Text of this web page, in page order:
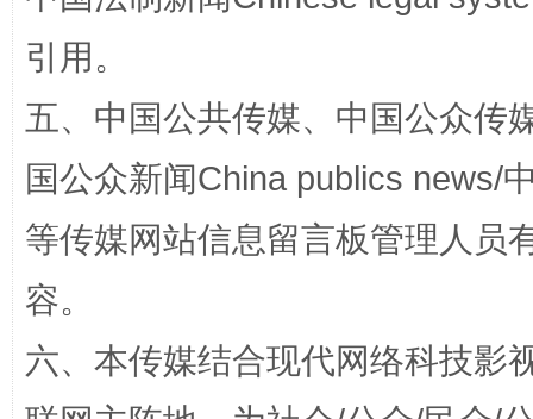
引用。
五、中国公共传媒、中国公众传
国公众新闻China publics news/
等传媒网站信息留言板管理人员
容。
六、本传媒结合现代网络科技影